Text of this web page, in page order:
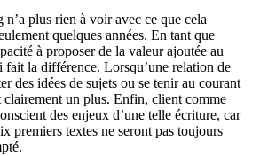
plus rien à voir avec ce que cela
quelques années. En tant que
à proposer de la valeur ajoutée au
fait la différence. Lorsqu’une relation de
des idées de sujets ou se tenir au courant
clairement un plus. Enfin, client comme
des enjeux d’une telle écriture, car
premiers textes ne seront pas toujours